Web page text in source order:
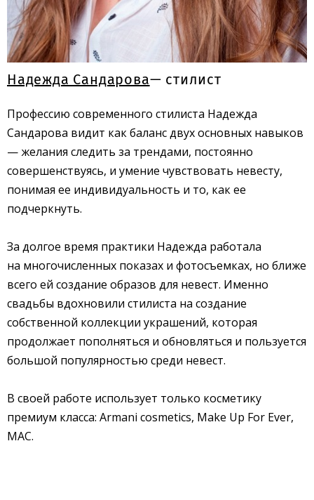
Надежда Сандарова— стилист
Профессию современного стилиста Надежда
Сандарова видит как баланс двух основных навыков
— желания следить за трендами, постоянно
совершенствуясь, и умение чувствовать невесту,
понимая ее индивидуальность и то, как ее
подчеркнуть.
За долгое время практики Надежда работала
на многочисленных показах и фотосъемках, но ближе
всего ей создание образов для невест. Именно
свадьбы вдохновили стилиста на создание
собственной коллекции украшений, которая
продолжает пополняться и обновляться и пользуется
большой популярностью среди невест.
В своей работе использует только косметику
премиум класса: Armani cosmetics, Make Up For Ever,
MAC.